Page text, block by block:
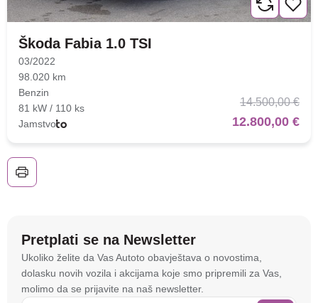
Škoda Fabia 1.0 TSI
03/2022
98.020 km
Benzin
81 kW / 110 ks
Jamstvo
14.500,00 €
12.800,00 €
Pretplati se na Newsletter
Ukoliko želite da Vas Autoto obavještava o novostima,
dolasku novih vozila i akcijama koje smo pripremili za Vas,
molimo da se prijavite na naš newsletter.
avenija 102, Resnik
Brza pretraga
Na stranici
tehnologije kako bismo spremali i pristupali
informacijama na vašem uređaju. To nam omogućuje